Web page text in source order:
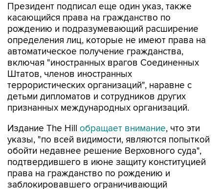
Президент подписал еще один указ, также
касающийся права на гражданство по
рождению и подразумевающий расширение
определения лиц, которые не имеют права на
автоматическое получение гражданства,
включая "иностранных врагов Соединенных
Штатов, членов иностранных
террористических организаций", наравне с
детьми дипломатов и сотрудников других
признанных международных организаций.
Издание The Hill обращает внимание, что эти
указы, "по всей видимости, являются попыткой
обойти недавнее решение Верховного суда",
подтвердившего в июне защиту конституцией
права на гражданство по рождению и
заблокировавшего ограничивающий